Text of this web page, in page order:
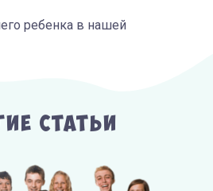
ребенка в нашей
Статьи